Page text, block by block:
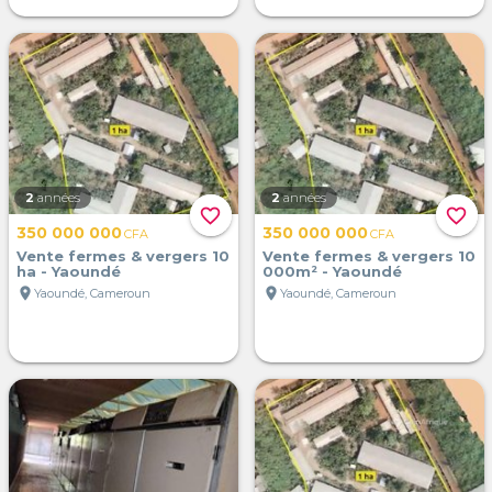
favorite_border
2 années
350 000 000CFA
Vente fermes & vergers 10
ha - Yaoundé
location_on Yaoundé, Cameroun
favorite_border
2 années
350 000 000CFA
Vente fermes & vergers 10
000m² - Yaoundé
location_on Yaoundé, Cameroun